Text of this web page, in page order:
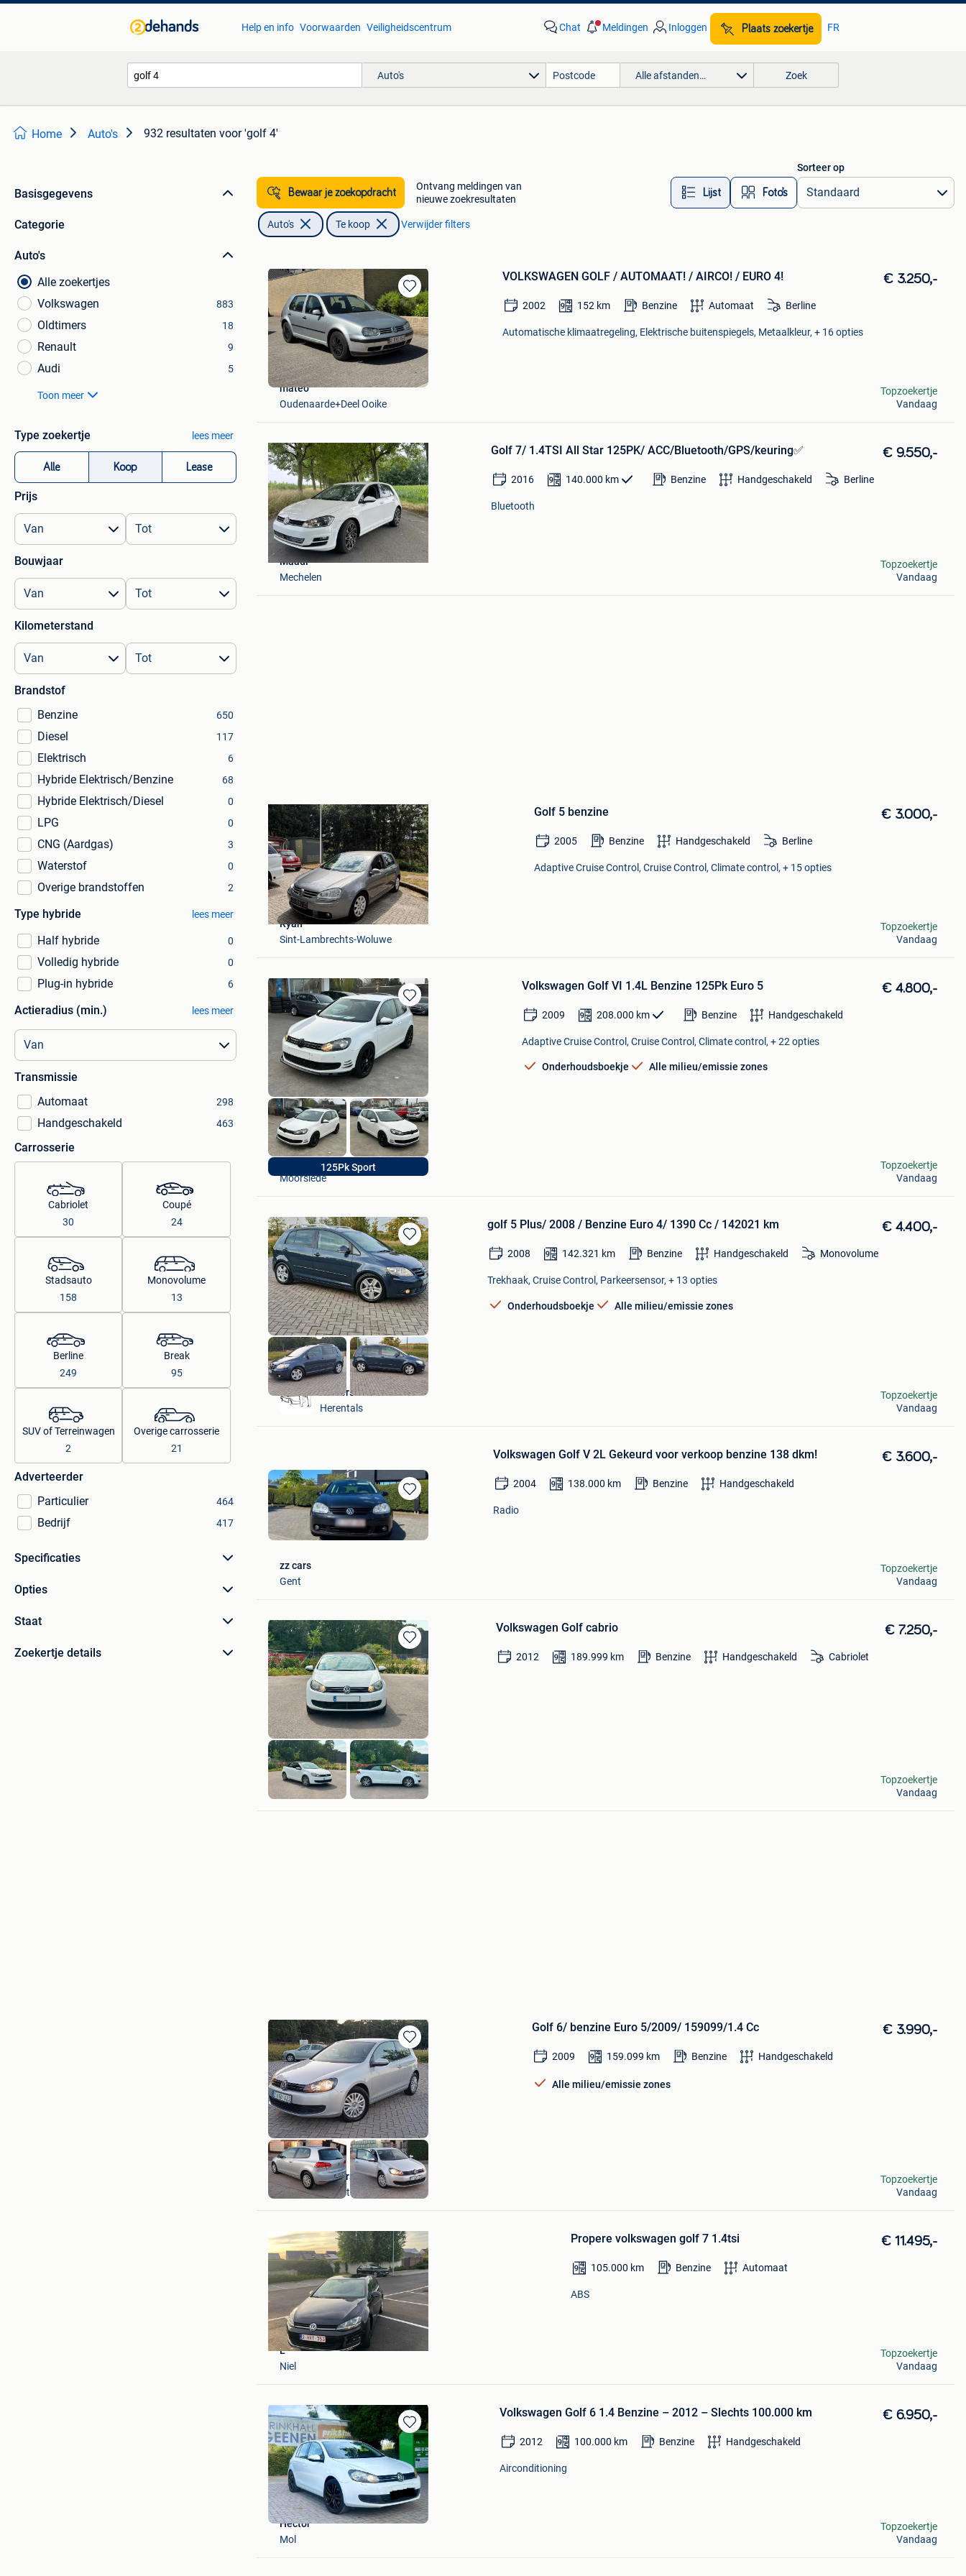
Help en info Voorwaarden Veiligheidscentrum Chat Meldingen Inloggen Plaats zoekertje FR
Auto's Alle afstanden… Zoek
Home Auto's 932 resultaten voor 'golf 4'
Basisgegevens
Categorie
Auto's
Alle zoekertjes
Volkswagen
883
Oldtimers 18
Renault 9
Audi 5
Toon meer
Type zoekertje lees meer
Alle Koop Lease
Prijs
Bouwjaar
Kilometerstand
Brandstof
Benzine
650
Diesel 117
Elektrisch 6
Hybride Elektrisch/Benzine 68
Hybride Elektrisch/Diesel 0
LPG 0
CNG (Aardgas) 3
Waterstof 0
Overige brandstoffen 2
Type hybride lees meer
Half hybride 0
Volledig hybride 0
Plug-in hybride 6
Actieradius (min.) lees meer
Transmissie
Automaat
298
Handgeschakeld 463
Carrosserie
Cabriolet
30
Coupé
24
Stadsauto
158
Monovolume
13
Berline
249
Break
95
SUV of Terreinwagen
2
Overige carrosserie
21
Adverteerder
Particulier
464
Bedrijf 417
Specificaties
Opties
Staat
Zoekertje details
Bewaar je zoekopdracht
Ontvang meldingen van
nieuwe zoekresultaten
Lijst Foto’s
Sorteer op
Auto's Te koop Verwijder filters
Bewaren
in
Mijn
Favorieten
VOLKSWAGEN GOLF / AUTOMAAT! / AIRCO! / EURO 4! € 3.250,-
2002 152 km Benzine Automaat Berline
Automatische klimaatregeling, Elektrische buitenspiegels, Metaalkleur, + 16 opties
mateo
Oudenaarde+Deel Ooike
Topzoekertje
Vandaag
Mijn
Favorieten
Golf 7/ 1.4TSI All Star 125PK/ ACC/Bluetooth/GPS/keuring✅ € 9.550,-
2016 140.000 km Benzine Handgeschakeld Berline
Bluetooth
Maadi
Mechelen
Topzoekertje
Vandaag
Mijn
Favorieten
Golf 5 benzine € 3.000,-
2005 Benzine Handgeschakeld Berline
Adaptive Cruise Control, Cruise Control, Climate control, + 15 opties
Ryan
Sint-Lambrechts-Woluwe
Topzoekertje
Vandaag
Bewaren
in
Mijn
Favorieten
125Pk Sport
Volkswagen Golf VI 1.4L Benzine 125Pk Euro 5 € 4.800,-
2009 208.000 km Benzine Handgeschakeld
Adaptive Cruise Control, Cruise Control, Climate control, + 22 opties
Onderhoudsboekje Alle milieu/emissie zones
S&M Cars
Moorslede
Topzoekertje
Vandaag
Bewaren
in
Mijn
Favorieten
golf 5 Plus/ 2008 / Benzine Euro 4/ 1390 Cc / 142021 km € 4.400,-
2008 142.321 km Benzine Handgeschakeld Monovolume
Trekhaak, Cruise Control, Parkeersensor, + 13 opties
Onderhoudsboekje Alle milieu/emissie zones
Universeel Auto's
Herentals
Topzoekertje
Vandaag
Bewaren
in
Mijn
Favorieten
Volkswagen Golf V 2L Gekeurd voor verkoop benzine 138 dkm! € 3.600,-
2004 138.000 km Benzine Handgeschakeld
Radio
zz cars
Gent
Topzoekertje
Vandaag
Bewaren
in
Mijn
Favorieten
Volkswagen Golf cabrio € 7.250,-
2012 189.999 km Benzine Handgeschakeld Cabriolet
Dries
Paal
Topzoekertje
Vandaag
Bewaren
in
Mijn
Favorieten
Golf 6/ benzine Euro 5/2009/ 159099/1.4 Cc € 3.990,-
2009 159.099 km Benzine Handgeschakeld
Alle milieu/emissie zones
Universeel Auto's
Herentals
Topzoekertje
Vandaag
Mijn
Favorieten
Propere volkswagen golf 7 1.4tsi € 11.495,-
105.000 km Benzine Automaat
ABS
L
Niel
Topzoekertje
Vandaag
Bewaren
in
Mijn
Favorieten
Volkswagen Golf 6 1.4 Benzine – 2012 – Slechts 100.000 km € 6.950,-
2012 100.000 km Benzine Handgeschakeld
Airconditioning
Hector
Mol
Topzoekertje
Vandaag